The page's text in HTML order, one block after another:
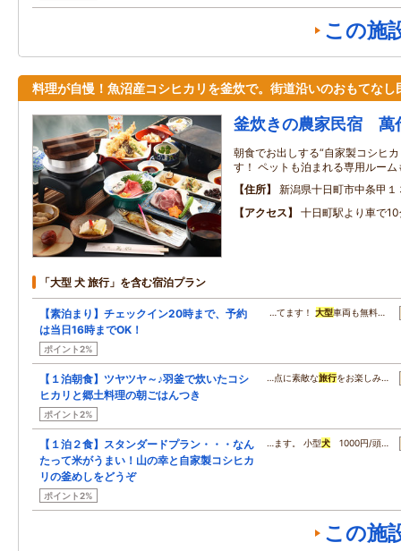
この施
料理が自慢！魚沼産コシヒカリを釜炊で。街道沿いのおもてなし
釜炊きの農家民宿 萬
朝食でお出しする“自家製コシヒ
す！ ペットも泊まれる専用ルー
住所
新潟県十日町市中条甲１
アクセス
十日町駅より車で
「大型 犬 旅行」を含む宿泊プラン
【素泊まり】チェックイン20時まで、予約
は当日16時までOK！
ポイント2%
…てます！大型車両も無料…
【１泊朝食】ツヤツヤ～♪羽釜で炊いたコシ
ヒカリと郷土料理の朝ごはんつき
ポイント2%
…点に素敵な旅行をお楽しみ…
【１泊２食】スタンダードプラン・・・なん
たって米がうまい！山の幸と自家製コシヒカ
リの釜めしをどうぞ
ポイント2%
…ます。 小型犬 1000円/頭…
この施